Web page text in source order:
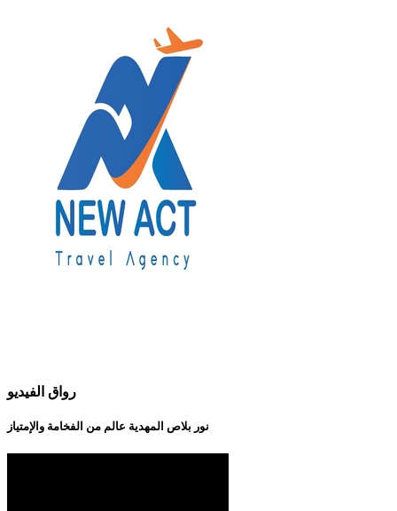
رواق الفيديو
نور بلاص المهدية عالم من الفخامة والإمتياز